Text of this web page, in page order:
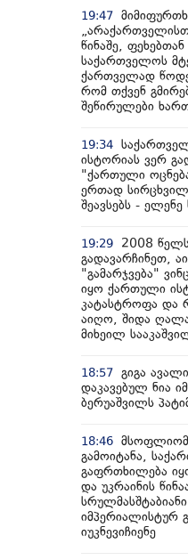
19:47
წინაშე,
საქართველოს
ქართველად
რომ თქვენ
შეწირულები
19:34
ისტორიას ვერ
"ქართული
ერთად
შეავსებს -
19:29
2008
გადავარჩინეთ,
"გამარჯვება"
იყო ქართული
კატასტროფა და
აიღო, შიდა
მიხეილ
18:57 გიგა
დაკავებულ ნია
ბერუაშვილს
18:46 მსოფლიომ
გამოიტანა,
გაფრთხილება
და უკრაინის
იმპერიალისტურ
იუკნევიჩიენე